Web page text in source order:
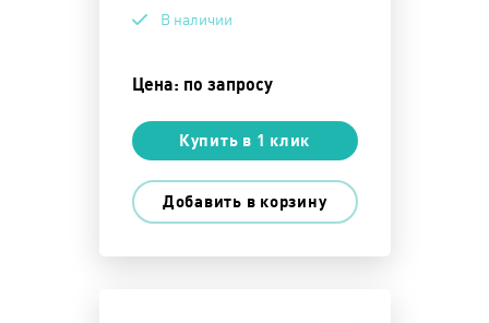
В наличии
Цена: по запросу
Купить в 1 клик
Добавить в корзину